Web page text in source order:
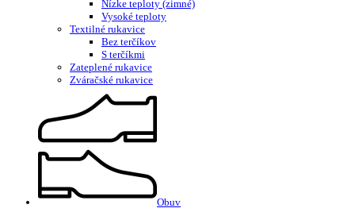
Nízke teploty (zimné)
Vysoké teploty
Textilné rukavice
Bez terčíkov
S terčíkmi
Zateplené rukavice
Zváračské rukavice
Obuv